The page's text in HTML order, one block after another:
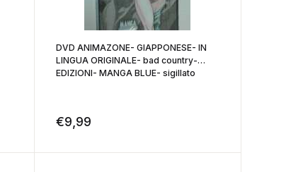
DVD ANIMAZONE- GIAPPONESE- IN
LINGUA ORIGINALE- bad country-
EDIZIONI- MANGA BLUE- sigillato
€9,99